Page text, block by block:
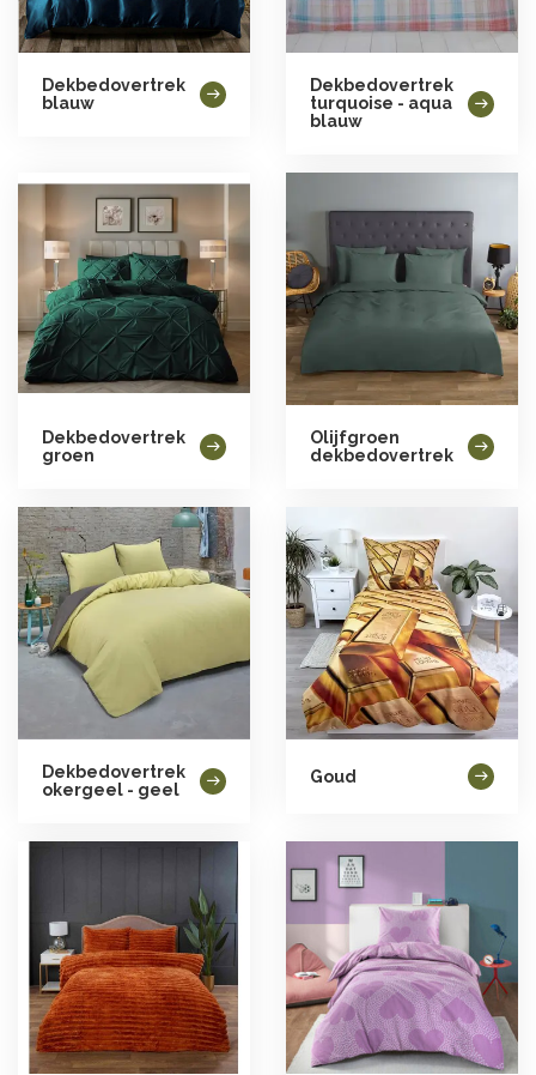
Dekbedovertrek
blauw
Dekbedovertrek
turquoise - aqua
blauw
Dekbedovertrek
groen
Olijfgroen
dekbedovertrek
Dekbedovertrek
okergeel - geel
Goud